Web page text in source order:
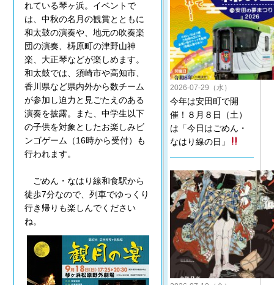
れている琴ヶ浜。イベントで
は、中秋の名月の観賞とともに
和太鼓の演奏や、地元の吹奏楽
団の演奏、梼原町の津野山神
楽、大正琴などが楽しめます。
和太鼓では、須崎市や高知市、
香川県など県内外から数チーム
が参加し迫力と見ごたえのある
演奏を披露。また、中学生以下
の子供を対象としたお楽しみビ
ンゴゲーム（16時から受付）も
行われます。
ごめん・なはり線和食駅から
徒歩7分なので、列車でゆっくり
行き帰りも楽しんでください
ね。
2026-07-29（水）
今年は安田町で開
催！８月８日（土）
は「今日はごめん・
なはり線の日」